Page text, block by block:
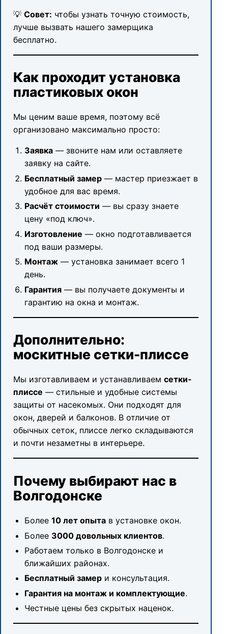
💡 Совет: чтобы узнать точную стоимость,
лучше вызвать нашего замерщика
бесплатно.
Как проходит установка
пластиковых окон
Мы ценим ваше время, поэтому всё
организовано максимально просто:
Заявка — звоните нам или оставляете
заявку на сайте.
Бесплатный замер — мастер приезжает в
удобное для вас время.
Расчёт стоимости — вы сразу знаете
цену «под ключ».
Изготовление — окно подготавливается
под ваши размеры.
Монтаж — установка занимает всего 1
день.
Гарантия — вы получаете документы и
гарантию на окна и монтаж.
Дополнительно:
москитные сетки-плиссе
Мы изготавливаем и устанавливаем сетки-
плиссе — стильные и удобные системы
защиты от насекомых. Они подходят для
окон, дверей и балконов. В отличие от
обычных сеток, плиссе легко складываются
и почти незаметны в интерьере.
Почему выбирают нас в
Волгодонске
Более10 лет опыта в установке окон.
Более 3000 довольных клиентов.
Работаем только в Волгодонске и
ближайших районах.
Бесплатный замер и консультация.
Гарантия на монтаж и комплектующие.
Честные цены без скрытых наценок.